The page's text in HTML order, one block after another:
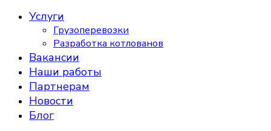
Услуги
Грузоперевозки
Разработка котлованов
Вакансии
Наши работы
Партнерам
Новости
Блог